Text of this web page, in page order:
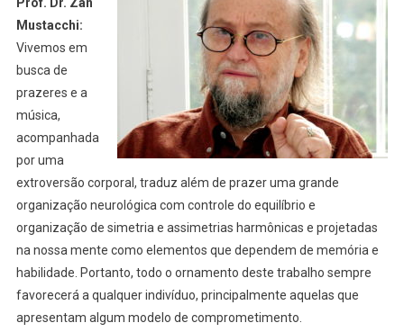
Mustacchi:
Vivemos em
busca de
prazeres e a
música,
acompanhada
por uma
extroversão corporal, traduz além de prazer uma grande
organização neurológica com controle do equilíbrio e
organização de simetria e assimetrias harmônicas e projetadas
na nossa mente como elementos que dependem de memória e
habilidade. Portanto, todo o ornamento deste trabalho sempre
favorecerá a qualquer indivíduo, principalmente aquelas que
apresentam algum modelo de comprometimento.